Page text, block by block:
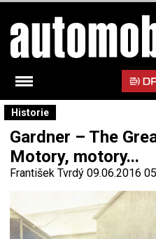
Historie
Gardner – The
Motory, motory...
František Tvrdý 09.06.2016